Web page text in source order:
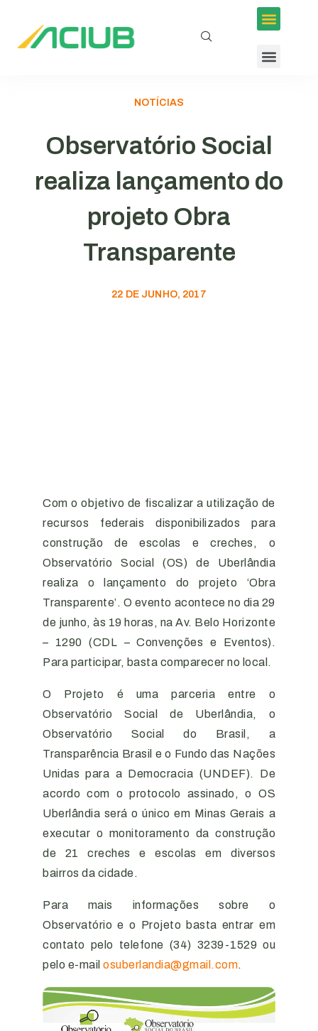
NOTÍCIAS
Observatório Social
realiza lançamento do
projeto Obra
Transparente
22 DE JUNHO, 2017
Com o objetivo de fiscalizar a utilização de
recursos federais disponibilizados para
construção de escolas e creches, o
Observatório Social (OS) de Uberlândia
realiza o lançamento do projeto ‘Obra
Transparente’. O evento acontece no dia 29
de junho, às 19 horas, na Av. Belo Horizonte
– 1290 (CDL – Convenções e Eventos).
Para participar, basta comparecer no local.
O Projeto é uma parceria entre o
Observatório Social de Uberlândia, o
Observatório Social do Brasil, a
Transparência Brasil e o Fundo das Nações
Unidas para a Democracia (UNDEF). De
acordo com o protocolo assinado, o OS
Uberlândia será o único em Minas Gerais a
executar o monitoramento da construção
de 21 creches e escolas em diversos
bairros da cidade.
Para mais informações sobre o
Observatório e o Projeto basta entrar em
contato pelo telefone (34) 3239-1529 ou
pelo e-mail osuberlandia@gmail.com.